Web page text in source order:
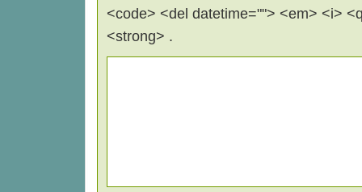
<code> <del datetime=""> <em> <i>
<strong> .